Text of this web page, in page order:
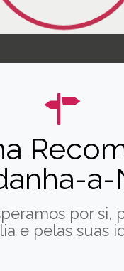
a-
por si,
e pelas suas